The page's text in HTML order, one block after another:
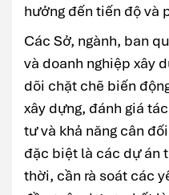
hưởng đến tiến độ và
Các Sở, ngành, ban
và doanh nghiệp xây
dõi chặt chẽ biến
xây dựng, đánh giá
tư và khả năng cân
đặc biệt là các dự án
thời, cần rà soát các